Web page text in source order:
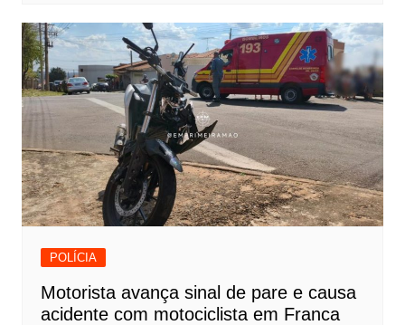
POLÍCIA
Motorista avança sinal de pare e causa
acidente com motociclista em Franca